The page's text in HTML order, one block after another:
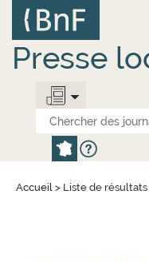
contenu
principal
Presse
Accueil > Liste de résultats
Panneau de gestion des